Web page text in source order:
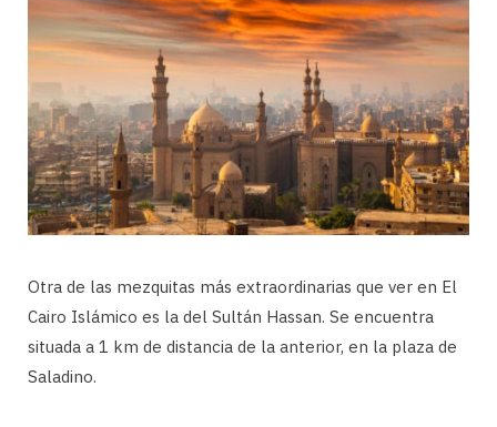
Otra de las mezquitas más extraordinarias que ver en El
Cairo Islámico es la del Sultán Hassan. Se encuentra
situada a 1 km de distancia de la anterior, en la plaza de
Saladino.